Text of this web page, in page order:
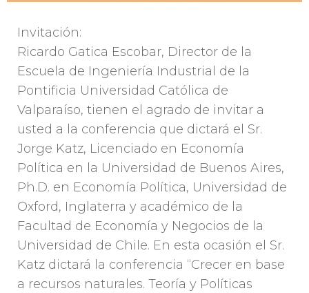
Invitación:
Ricardo Gatica Escobar, Director de la
Escuela de Ingeniería Industrial de la
Pontificia Universidad Católica de
Valparaíso, tienen el agrado de invitar a
usted a la conferencia que dictará el Sr.
Jorge Katz, Licenciado en Economía
Política en la Universidad de Buenos Aires,
Ph.D. en Economía Política, Universidad de
Oxford, Inglaterra y académico de la
Facultad de Economía y Negocios de la
Universidad de Chile. En esta ocasión el Sr.
Katz dictará la conferencia “Crecer en base
a recursos naturales. Teoría y Políticas